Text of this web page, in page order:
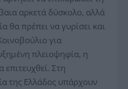
αρκετά δύσκολο, αλλά
θα πρέπει να γυρίσει και
για
πλειοψηφία, η
επιτευχθεί. Στη
της Ελλάδος υπάρχουν